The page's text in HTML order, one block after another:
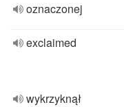
oznaczonej
exclaimed
wykrzyknął